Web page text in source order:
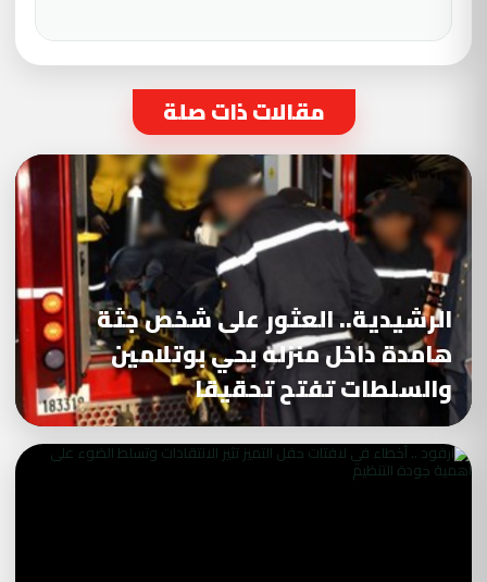
مقالات ذات صلة
الرشيدية.. العثور على شخص جثة
هامدة داخل منزله بحي بوتلامين
والسلطات تفتح تحقيقا